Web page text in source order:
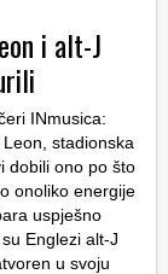
i alt-J
INmusica:
stadionska
dobili ono po što
onoliko energije
uspješno
Englezi alt-J
u svoju